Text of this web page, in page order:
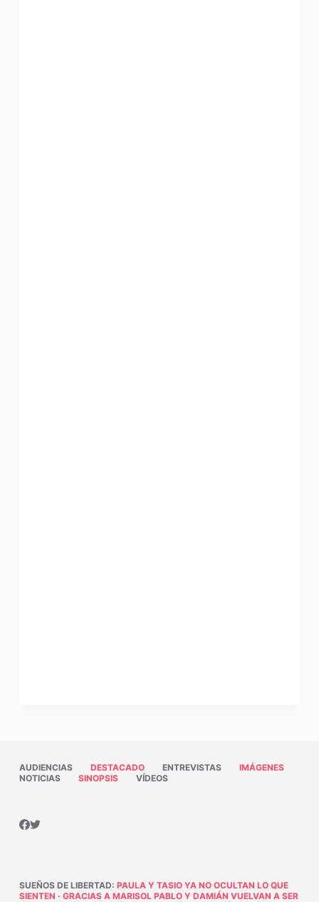
AUDIENCIAS DESTACADO ENTREVISTAS
IMÁGENES
NOTICIAS
SINOPSIS VÍDEOS
SUEÑOS DE LIBERTAD: PAULA Y TASIO YA NO OCULTAN LO QUE
SIENTEN · GRACIAS A MARISOL PABLO Y DAMIÁN VUELVAN A SER